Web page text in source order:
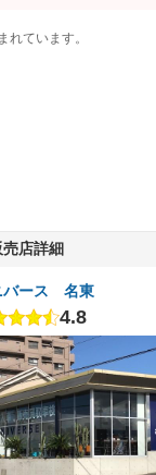
ています。
売店詳細
バース 名東
4.8